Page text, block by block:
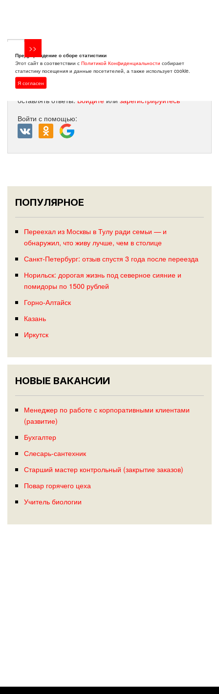
Только зарегистрированные пользователи могут
оставлять ответы. Войдите или зарегистрируйтесь
Войти с помощью:
ПОПУЛЯРНОЕ
Переехал из Москвы в Тулу ради семьи — и
обнаружил, что живу лучше, чем в столице
Санкт-Петербург: отзыв спустя 3 года после переезда
Норильск: дорогая жизнь под северное сияние и
помидоры по 1500 рублей
Горно-Алтайск
Казань
Иркутск
НОВЫЕ ВАКАНСИИ
Менеджер по работе с корпоративными клиентами
(развитие)
Бухгалтер
Слесарь-сантехник
Старший мастер контрольный (закрытие заказов)
Повар горячего цеха
Учитель биологии
Предупреждение о сборе статистики
Этот сайт в соответствии сПолитикой Конфиденциальности собирает
статистику посещения и данные посетителей, а также использует cookie.
Я согласен